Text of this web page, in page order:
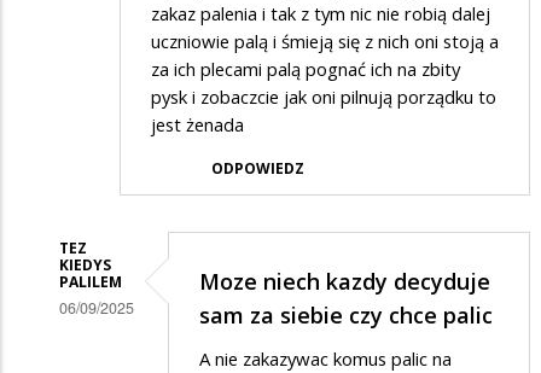
zakaz palenia i tak z tym nic nie robią dalej
uczniowie palą i śmieją się z nich oni stoją a
za ich plecami palą pognać ich na zbity
pysk i zobaczcie jak oni pilnują porządku to
jest żenada
ODPOWIEDZ
TEZ
KIEDYS
PALILEM
06/09/2025
Moze niech kazdy decyduje
sam za siebie czy chce palic
A nie zakazywac komus palic na